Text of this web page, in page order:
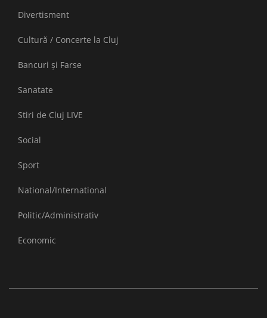
Divertisment
Cultură / Concerte la Cluj
Bancuri și Farse
Sanatate
Stiri de Cluj LIVE
Social
Sport
National/International
Politic/Administrativ
Economic